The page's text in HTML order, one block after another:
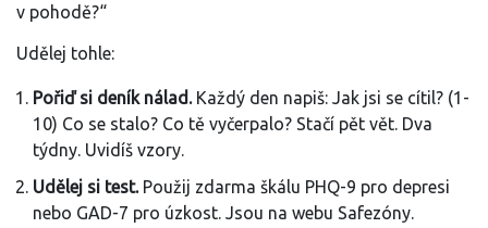
v pohodě?“
Udělej tohle:
Pořiď si deník nálad.Každý den napiš: Jak jsi se cítil? (1-
10) Co se stalo? Co tě vyčerpalo? Stačí pět vět. Dva
týdny. Uvidíš vzory.
Udělej si test.Použij zdarma škálu PHQ-9 pro depresi
nebo GAD-7 pro úzkost. Jsou na webu Safezóny.